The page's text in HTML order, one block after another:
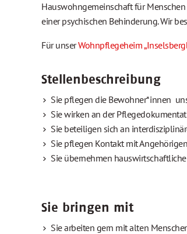
Hauswohngemeinschaft für
einer psychischen Behinderung. Wir
Für unserWohnpflegeheim
Stellenbeschreibung
Sie pflegen die Bewohner*innen
Sie wirken an der
Sie beteiligen sich an
Sie pflegen Kontakt mit
Sie übernehmen
Sie bringen mit
Sie arbeiten gern mit alten